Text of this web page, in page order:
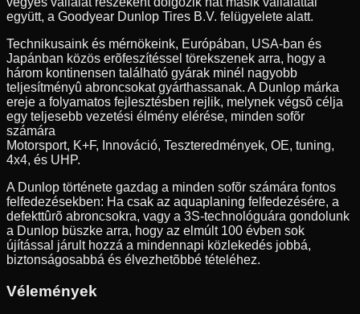
együtt, a Goodyear Dunlop Tires B.V. felügyelete alatt.
Technikusaink és mérnökeink, Európában, USA-ban és
Japánban közös erõfeszítéssel törekszenek arra, hogy a
három kontinensen található gyárak minél nagyobb
teljesítményû abroncsokat gyárthassanak. A Dunlop márka
ereje a folyamatos fejlesztésben rejlik, melynek végsõ célja
egy teljesebb vezetési élmény elérése, minden sofõr
számára
Motorsport, K+F, Innováció, Teszteredmények, OE, tuning,
4x4, és UHP.
A Dunlop története gazdag a minden sofõr számára fontos
felfedezésekben: Ha csak az aquaplaning felfedezésére, a
defekttûrõ abroncsokra, vagy a 3S-technológuára gondolunk
a Dunlop büszke arra, hogy az elmúlt 100 évben sok
újítással járult hozzá a mindennapi közlekedés jobbá,
biztonságosabbá és élvezhetõbbé tételéhez.
Vélemények